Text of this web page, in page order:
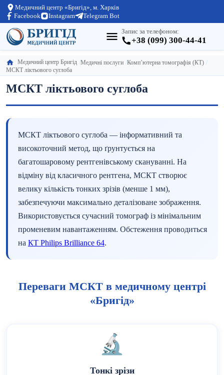
Медичний центр «Бригід», м. Харків
Facebook
Instagram Telegram Bot
Запис за телефоном:
+38 (099) 300-44-41
Медичний центр Бригід Медичні послуги Комп’ютерна томографія (КТ)
МСКТ ліктьового суглоба
МСКТ ліктьового суглоба
МСКТ ліктьового суглоба — інформативний та
високоточний метод, що ґрунтується на
багатошаровому рентгенівському скануванні. На
відміну від класичного рентгена, МСКТ створює
велику кількість тонких зрізів (менше 1 мм),
забезпечуючи максимально деталізоване зображення.
Використовується сучасний томограф із мінімальним
променевим навантаженням. Обстеження проводиться
на КТ Philips Brilliance 64.
Переваги МСКТ в медичному центрі
«Бригід»
🔬
Тонкі зрізи